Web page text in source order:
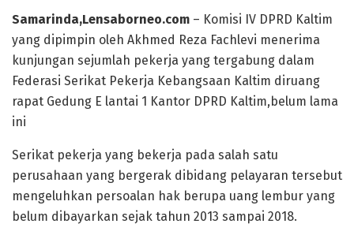
Samarinda,Lensaborneo.com – Komisi IV DPRD Kaltim
yang dipimpin oleh Akhmed Reza Fachlevi menerima
kunjungan sejumlah pekerja yang tergabung dalam
Federasi Serikat Pekerja Kebangsaan Kaltim diruang
rapat Gedung E lantai 1 Kantor DPRD Kaltim,belum lama
ini
Serikat pekerja yang bekerja pada salah satu
perusahaan yang bergerak dibidang pelayaran tersebut
mengeluhkan persoalan hak berupa uang lembur yang
belum dibayarkan sejak tahun 2013 sampai 2018.